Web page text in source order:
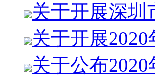
关于开展深圳
关于开展
关于公布